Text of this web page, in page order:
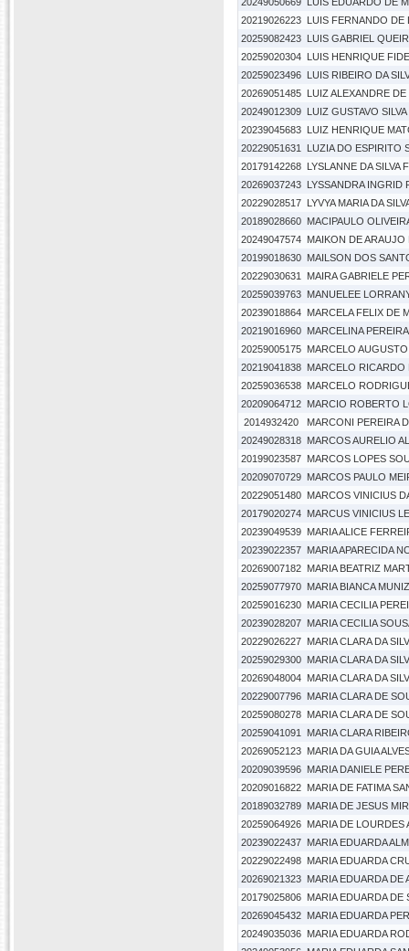
20219026223 LUIS FERNANDO DE
20259082423 LUIS GABRIEL
20259020304 LUIS HENRIQUE
20259023496 LUIS RIBEIRO DA
20269051485 LUIZ ALEXANDRE
20249012309 LUIZ GUSTAVO
20239045683 LUIZ HENRIQUE
20229051631
LUZIA DO ESPIRITO
20179142268 LYSLANNE DA SILVA
20269037243 LYSSANDRA INGRID
20229028517 LYVYA MARIA DA
20189028660 MACIPAULO
20249047574 MAIKON DE ARAUJO
20199018630 MAILSON DOS
20229030631
MAIRA GABRIELE
20259039763 MANUELEE
20239018864 MARCELA FELIX DE
20219016960 MARCELINA
20259005175 MARCELO
20219041838 MARCELO RICARDO
20259036538 MARCELO
20209064712 MARCIO ROBERTO
2014932420
MARCONI PEREIRA
20249028318 MARCOS AURELIO
20199023587 MARCOS LOPES
20209070729 MARCOS PAULO
20229051480 MARCOS VINICIUS
20179020274 MARCUS VINICIUS
20239049539 MARIA ALICE
20239022357 MARIA APARECIDA
20269007182 MARIA BEATRIZ
20259077970 MARIA BIANCA
20259016230 MARIA CECILIA
20239028207 MARIA CECILIA
20229026227 MARIA CLARA DA
20259029300 MARIA CLARA DA
20269048004 MARIA CLARA DA
20229007796 MARIA CLARA DE
20259080278 MARIA CLARA DE
20259041091
MARIA CLARA
20269052123 MARIA DA GUIA
20209039596 MARIA DANIELE
20209016822 MARIA DE FATIMA
20189032789 MARIA DE JESUS
20259064926 MARIA DE LOURDES
20239022437 MARIA EDUARDA
20229022498 MARIA EDUARDA
20269021323 MARIA EDUARDA DE
20179025806 MARIA EDUARDA DE
20269045432 MARIA EDUARDA
20249035036 MARIA EDUARDA